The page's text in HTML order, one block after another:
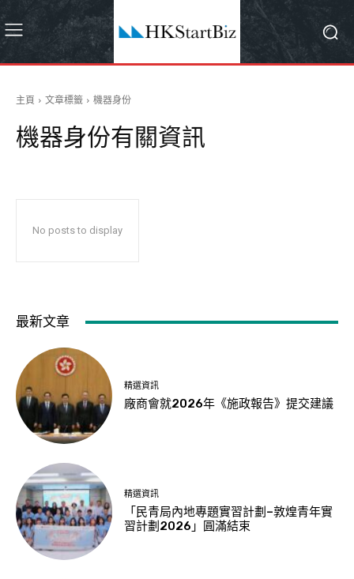
主頁 文章標籤 機器身份
機器身份有關資訊
No posts to display
最新文章
精選資訊
廠商會就2026年《施政報告》提交建議
精選資訊
「民青局內地專題實習計劃–敦煌青年實
習計劃2026」圓滿結束